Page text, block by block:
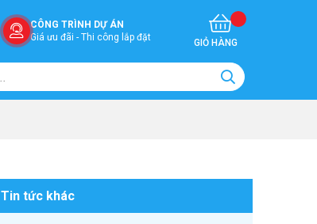
CÔNG TRÌNH DỰ ÁN
Giá ưu đãi - Thi công lắp đặt
GIỎ HÀNG
Tin tức khác